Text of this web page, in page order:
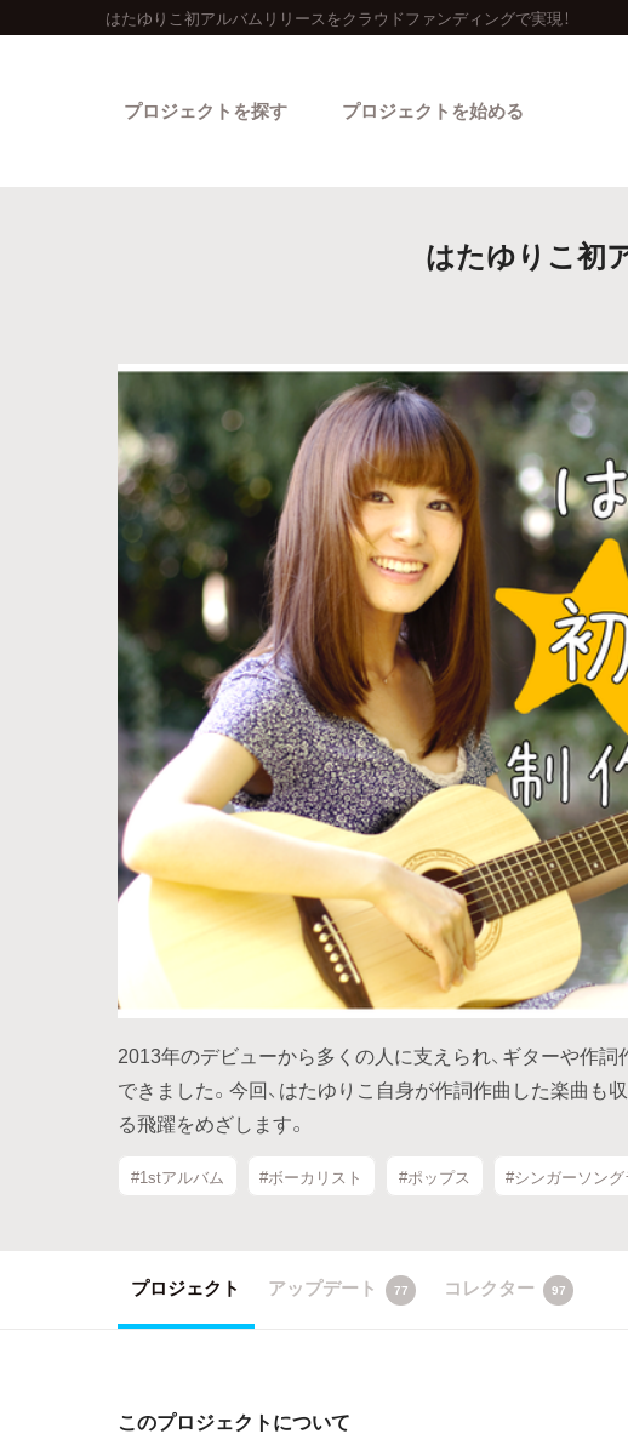
はたゆりこ初アルバムリリースをクラウドファンディングで実現！
プロジェクトを探す
人気のプロ
カテゴリーから探す タグ
最
プロジェクトを始める
はたゆりこ初
2013年のデビューから多くの人に支えられ、ギターや作詞
できました。今回、はたゆりこ自身が作詞作曲した楽曲も
る飛躍をめざします。
#1stアルバム #ボーカリスト #ポップス #シンガーソン
プロジェクト アップデート 77 コレクター 97
このプロジェクトについて